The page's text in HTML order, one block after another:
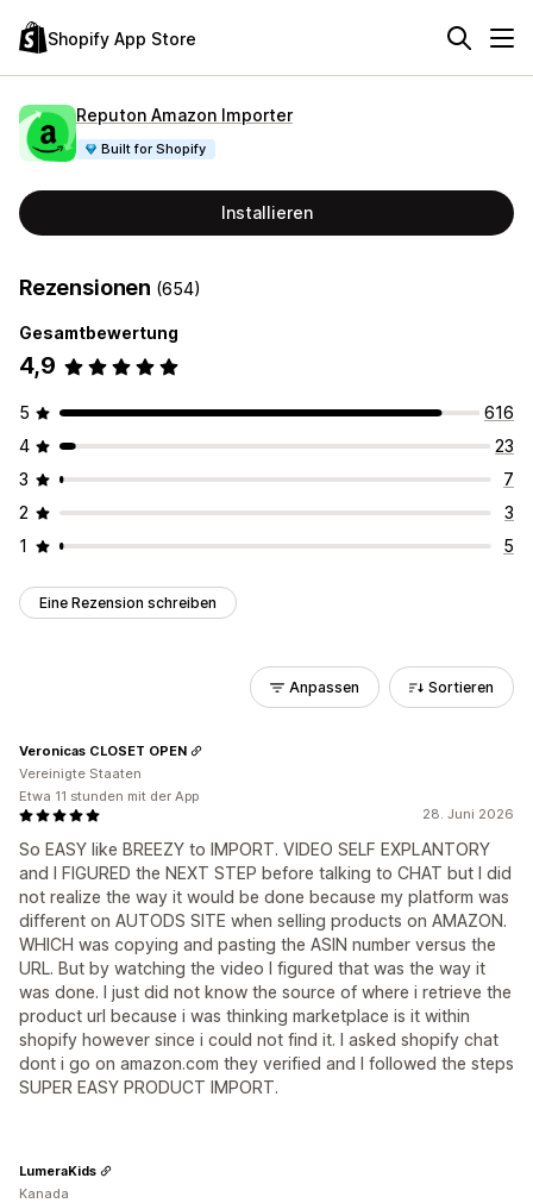
Shopify App Store
Reputon Amazon Importer
Built for Shopify
Installieren
Rezensionen (654)
Gesamtbewertung
4,9
5
616
4
23
3
7
2
3
1
5
Eine Rezension schreiben
Anpassen Sortieren
28. Juni 2026
So EASY like BREEZY to IMPORT. VIDEO SELF EXPLANTORY
and I FIGURED the NEXT STEP before talking to CHAT but I did
not realize the way it would be done because my platform was
different on AUTODS SITE when selling products on AMAZON.
WHICH was copying and pasting the ASIN number versus the
URL. But by watching the video I figured that was the way it
was done. I just did not know the source of where i retrieve the
product url because i was thinking marketplace is it within
shopify however since i could not find it. I asked shopify chat
dont i go on amazon.com they verified and I followed the steps
SUPER EASY PRODUCT IMPORT.
Veronicas CLOSET OPEN
Vereinigte Staaten
Etwa 11 stunden mit der App
LumeraKids
Kanada